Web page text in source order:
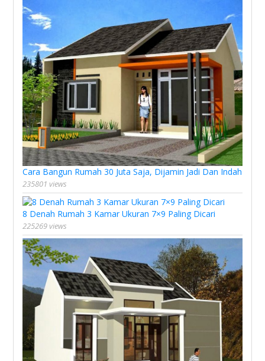
Cara Bangun Rumah 30 Juta Saja, Dijamin Jadi Dan Indah
235801 views
8 Denah Rumah 3 Kamar Ukuran 7×9 Paling Dicari
225269 views